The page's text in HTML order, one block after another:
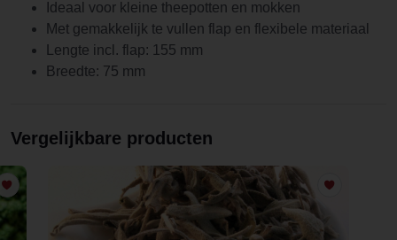
Ideaal voor kleine theepotten en mokken
Met gemakkelijk te vullen flap en flexibele materiaal
Lengte incl. flap: 155 mm
Breedte: 75 mm
Vergelijkbare producten